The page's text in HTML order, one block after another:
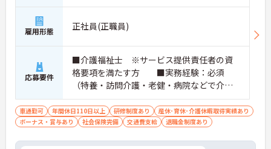
雇用形態 正社員(正職員)
応募要件
■介護福祉士 ※サービス提供責任者の資
格要項を満たす方 ■実務経験：必須
（特養・訪問介護・老健・病院などで介護
の実務経験が3年程度ある方）☆サ責未経験
スタートの実績多数☆
車通勤可 年間休日110日以上 研修制度あり
産休･育休･介護休暇取得実績あり
ボーナス・賞与あり
社会保険完備 交通費支給 退職金制度あり